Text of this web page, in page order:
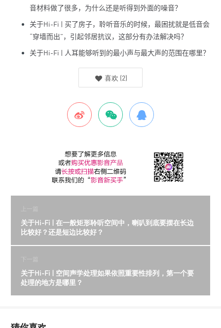
音材料做了很多，为什么还是听得到外面的噪音？
关于Hi-Fi | 买了房子，聆听音乐的时候，最困扰就是低音会
“穿墙而出”，引起邻居抗议，这部分有办法解决吗？
关于Hi-Fi | 人耳能够听到的最小声与最大声的范围在哪里？
喜欢 (2)
上一篇
关于Hi-Fi | 在一般矩形聆听空间中，喇叭到底要摆在长边
比较好？还是短边比较好？
下一篇
关于Hi-Fi | 空间声学处理如果依照重要性排列，第一个要
处理的地方是哪里？